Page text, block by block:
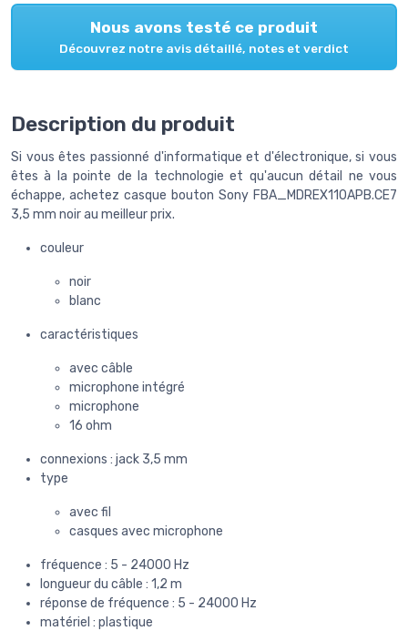
Nous avons testé ce produit
Découvrez notre avis détaillé, notes et verdict
Description du produit
Si vous êtes passionné d'informatique et d'électronique, si vous
êtes à la pointe de la technologie et qu'aucun détail ne vous
échappe, achetez casque bouton Sony FBA_MDREX110APB.CE7
3,5 mm noir au meilleur prix.
couleur
noir
blanc
caractéristiques
avec câble
microphone intégré
microphone
16 ohm
connexions : jack 3,5 mm
type
avec fil
casques avec microphone
fréquence : 5 - 24000 Hz
longueur du câble : 1,2 m
réponse de fréquence : 5 - 24000 Hz
matériel : plastique